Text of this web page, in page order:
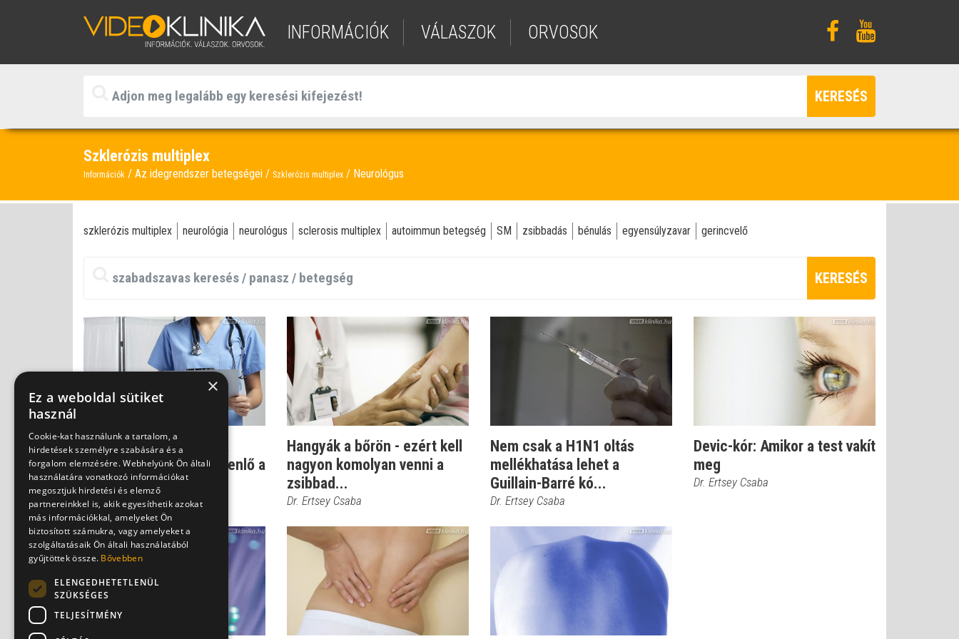
INFORMÁCIÓK VÁLASZOK ORVOSOK
KERESÉS
Szklerózis multiplex
Információk Az idegrendszer betegségei Szklerózis multiplex Neurológus
szklerózis multiplex neurológia neurológus sclerosis multiplex autoimmun betegség SM zsibbadás bénulás egyensúlyzavar gerincvelő
KERESÉS
Szklerózis multiplex - a
diagnózis már nem egyenlő a
tolószé...
Dr. Ertsey Csaba
Hangyák a bőrön - ezért kell
nagyon komolyan venni a
zsibbad...
Dr. Ertsey Csaba
Nem csak a H1N1 oltás
mellékhatása lehet a
Guillain-Barré kó...
Dr. Ertsey Csaba
Devic-kór: Amikor a test vakít
meg
Dr. Ertsey Csaba
×
Ez a weboldal sütiket
használ
Cookie-kat használunk a tartalom, a
hirdetések személyre szabására és a
forgalom elemzésére. Webhelyünk Ön általi
használatára vonatkozó információkat
megosztjuk hirdetési és elemző
partnereinkkel is, akik egyesíthetik azokat
más információkkal, amelyeket Ön
biztosított számukra, vagy amelyeket a
szolgáltatásaik Ön általi használatából
gyűjtöttek össze. Bővebben
ELENGEDHETETLENÜL
SZÜKSÉGES
TELJESÍTMÉNY